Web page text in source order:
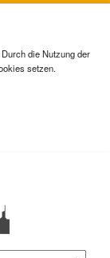
die Nutzung der
setzen.